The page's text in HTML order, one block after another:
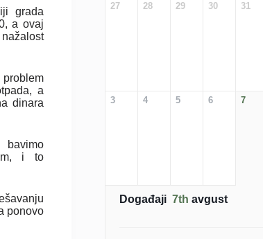
grada
a ovaj
a
dinara
i to
ponovo
27 28 29 30 31
3 4 5 6 7
Događaji 7th avgust